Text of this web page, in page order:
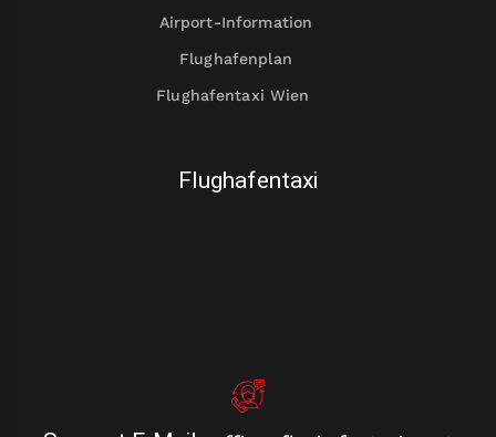
Airport-Information
Flughafenplan
Flughafentaxi Wien
Flughafentaxi